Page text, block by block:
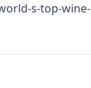
s-top-wine-